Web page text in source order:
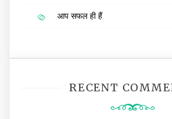
आप सफल ही हैं
RECENT